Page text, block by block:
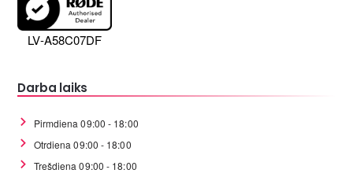
LV-A58C07DF
Darba laiks
Pirmdiena 09:00 - 18:00
Otrdiena 09:00 - 18:00
Trešdiena 09:00 - 18:00